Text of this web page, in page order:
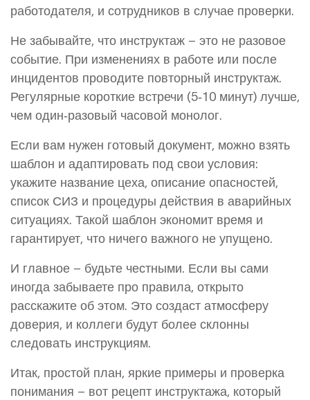
работодателя, и сотрудников в случае проверки.
Не забывайте, что инструктаж – это не разовое
событие. При изменениях в работе или после
инцидентов проводите повторный инструктаж.
Регулярные короткие встречи (5‑10 минут) лучше,
чем один‑разовый часовой монолог.
Если вам нужен готовый документ, можно взять
шаблон и адаптировать под свои условия:
укажите название цеха, описание опасностей,
список СИЗ и процедуры действия в аварийных
ситуациях. Такой шаблон экономит время и
гарантирует, что ничего важного не упущено.
И главное – будьте честными. Если вы сами
иногда забываете про правила, открыто
расскажите об этом. Это создаст атмосферу
доверия, и коллеги будут более склонны
следовать инструкциям.
Итак, простой план, яркие примеры и проверка
понимания – вот рецепт инструктажа, который